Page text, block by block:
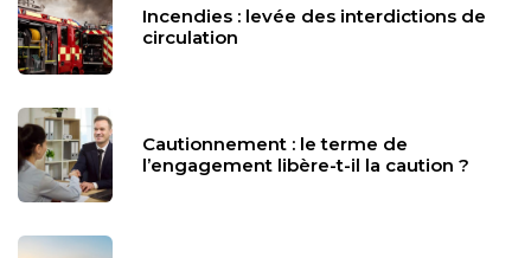
Incendies : levée des interdictions de
circulation
Cautionnement : le terme de
l’engagement libère-t-il la caution ?